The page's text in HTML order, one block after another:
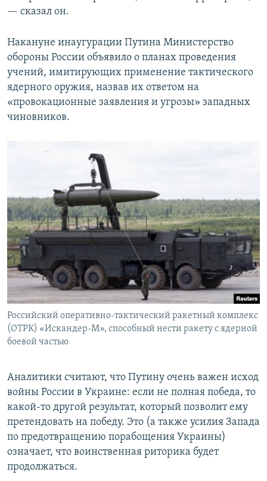
— сказал он.
Накануне инаугурации Путина Министерство
обороны России объявило о планах проведения
учений, имитирующих применение тактического
ядерного оружия, назвав их ответом на
«провокационные заявления и угрозы» западных
чиновников.
Российский оперативно-тактический ракетный комплекс
(ОТРК) «Искандер-М», способный нести ракету с ядерной
боевой частью
Аналитики считают, что Путину очень важен исход
войны России в Украине: если не полная победа, то
какой-то другой результат, который позволит ему
претендовать на победу. Это (а также усилия Запада
по предотвращению порабощения Украины)
означает, что воинственная риторика будет
продолжаться.